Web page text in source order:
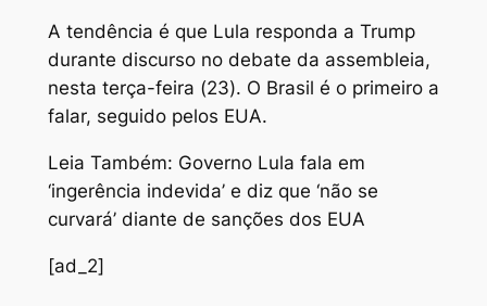
A tendência é que Lula responda a Trump
durante discurso no debate da assembleia,
nesta terça-feira (23). O Brasil é o primeiro a
falar, seguido pelos EUA.
Leia Também: Governo Lula fala em
‘ingerência indevida’ e diz que ‘não se
curvará’ diante de sanções dos EUA
[ad_2]